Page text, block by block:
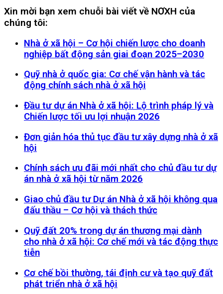
Xin mời bạn xem chuỗi bài viết về NƠXH của
chúng tôi:
Nhà ở xã hội – Cơ hội chiến lược cho doanh
nghiệp bất động sản giai đoạn 2025–2030
Quỹ nhà ở quốc gia: Cơ chế vận hành và tác
động chính sách nhà ở xã hội
Đầu tư dự án Nhà ở xã hội: Lộ trình pháp lý và
Chiến lược tối ưu lợi nhuận 2026
Đơn giản hóa thủ tục đầu tư xây dựng nhà ở xã
hội
Chính sách ưu đãi mới nhất cho chủ đầu tư dự
án nhà ở xã hội từ năm 2026
Giao chủ đầu tư Dự án Nhà ở xã hội không qua
đấu thầu – Cơ hội và thách thức
Quỹ đất 20% trong dự án thương mại dành
cho nhà ở xã hội: Cơ chế mới và tác động thực
tiễn
Cơ chế bồi thường, tái định cư và tạo quỹ đất
phát triển nhà ở xã hội